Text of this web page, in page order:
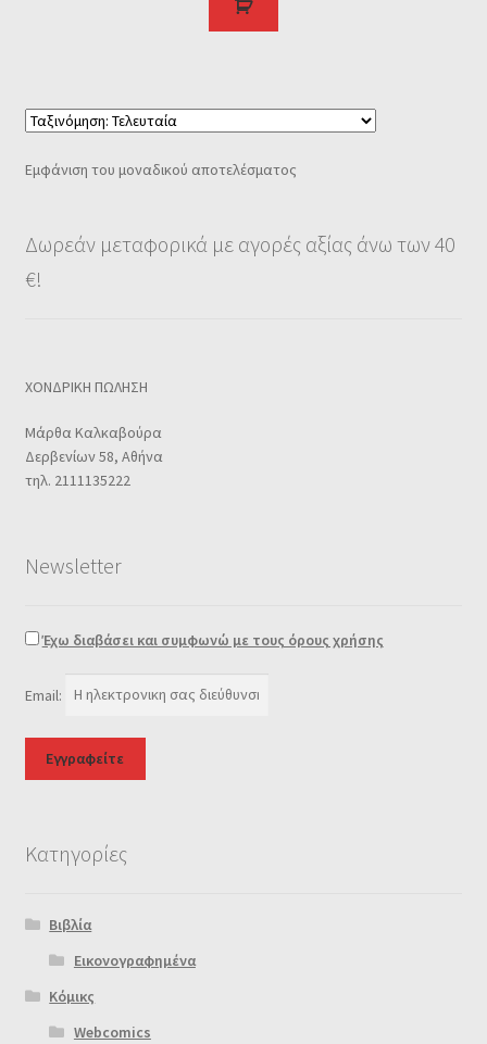
Εμφάνιση του μοναδικού αποτελέσματος
Δωρεάν μεταφορικά με αγορές αξίας άνω των 40
€!
ΧΟΝΔΡΙΚΗ ΠΩΛΗΣΗ
Μάρθα Καλκαβούρα
Δερβενίων 58, Αθήνα
τηλ. 2111135222
Newsletter
Έχω διαβάσει και συμφωνώ με τους όρους χρήσης
Email:
Κατηγορίες
Βιβλία
Εικονογραφημένα
Κόμικς
Webcomics